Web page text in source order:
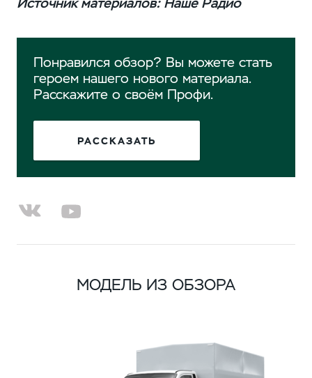
Понравился обзор? Вы можете стать
героем нашего нового материала.
Расскажите о своём Профи.
РАССКАЗАТЬ
МОДЕЛЬ ИЗ ОБЗОРА